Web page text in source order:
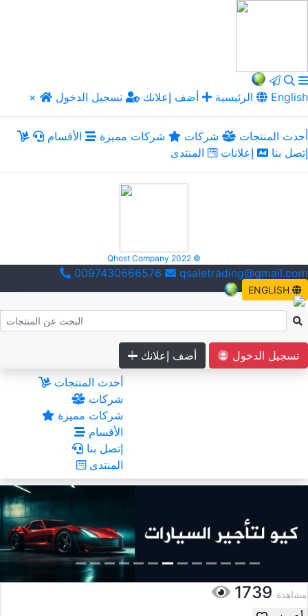
× الرئيسية أضف إعلانك تسجيل الدخول English
أحدث المنتجات شركات شركات مميزة
الأقسام
إتصل بنا
إعلانات المنتدى
Qhost Company 2022 ©
0097430666576 qsaletrading@gmail.com
ENGLISH
أضف إعلانك
تسجيل الدخول
أحدث المنتجات
شركات
شركات مميزة
الأقسام
إتصل بنا
المنتدى
1739 مشاهدة